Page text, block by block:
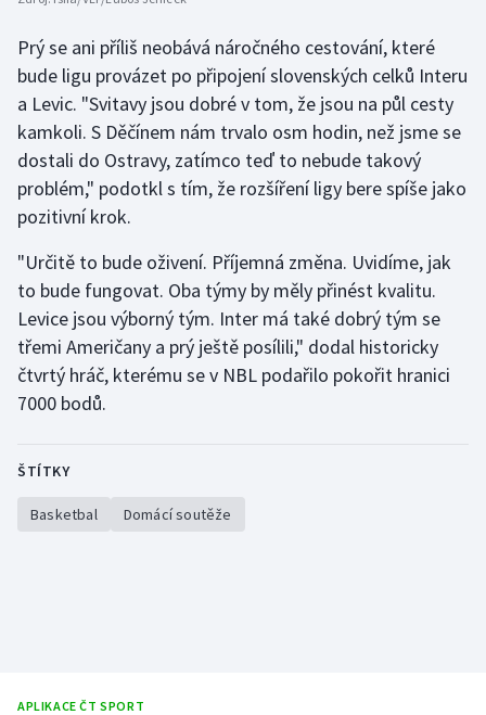
Prý se ani příliš neobává náročného cestování, které
bude ligu provázet po připojení slovenských celků Interu
a Levic. "Svitavy jsou dobré v tom, že jsou na půl cesty
kamkoli. S Děčínem nám trvalo osm hodin, než jsme se
dostali do Ostravy, zatímco teď to nebude takový
problém," podotkl s tím, že rozšíření ligy bere spíše jako
pozitivní krok.
"Určitě to bude oživení. Příjemná změna. Uvidíme, jak
to bude fungovat. Oba týmy by měly přinést kvalitu.
Levice jsou výborný tým. Inter má také dobrý tým se
třemi Američany a prý ještě posílili," dodal historicky
čtvrtý hráč, kterému se v NBL podařilo pokořit hranici
7000 bodů.
ŠTÍTKY
Basketbal Domácí soutěže
APLIKACE ČT SPORT